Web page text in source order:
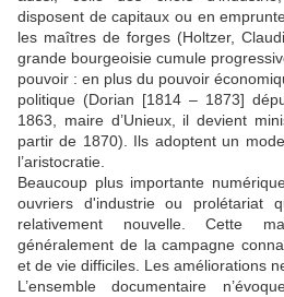
disposent de capitaux ou en
les maîtres de forges (Holtzer,
grande bourgeoisie cumule
pouvoir : en plus du pouvoir
politique (Dorian [1814 – 1873]
1863, maire d’Unieux, il devient
partir de 1870). Ils adoptent un
l’aristocratie.
Beaucoup plus importante
ouvriers d'industrie ou prolétariat
relativement nouvelle. Cette
généralement de la campagne
et de vie difficiles. Les améliorations
L’ensemble documentaire